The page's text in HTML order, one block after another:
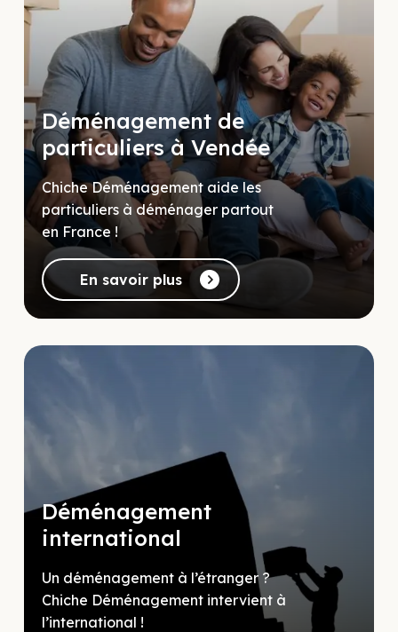
Déménagement de
particuliers à Vendée
Chiche Déménagement aide les
particuliers à déménager partout
en France !
En savoir plus
Déménagement
international
Un déménagement à l’étranger ?
Chiche Déménagement intervient à
l’international !